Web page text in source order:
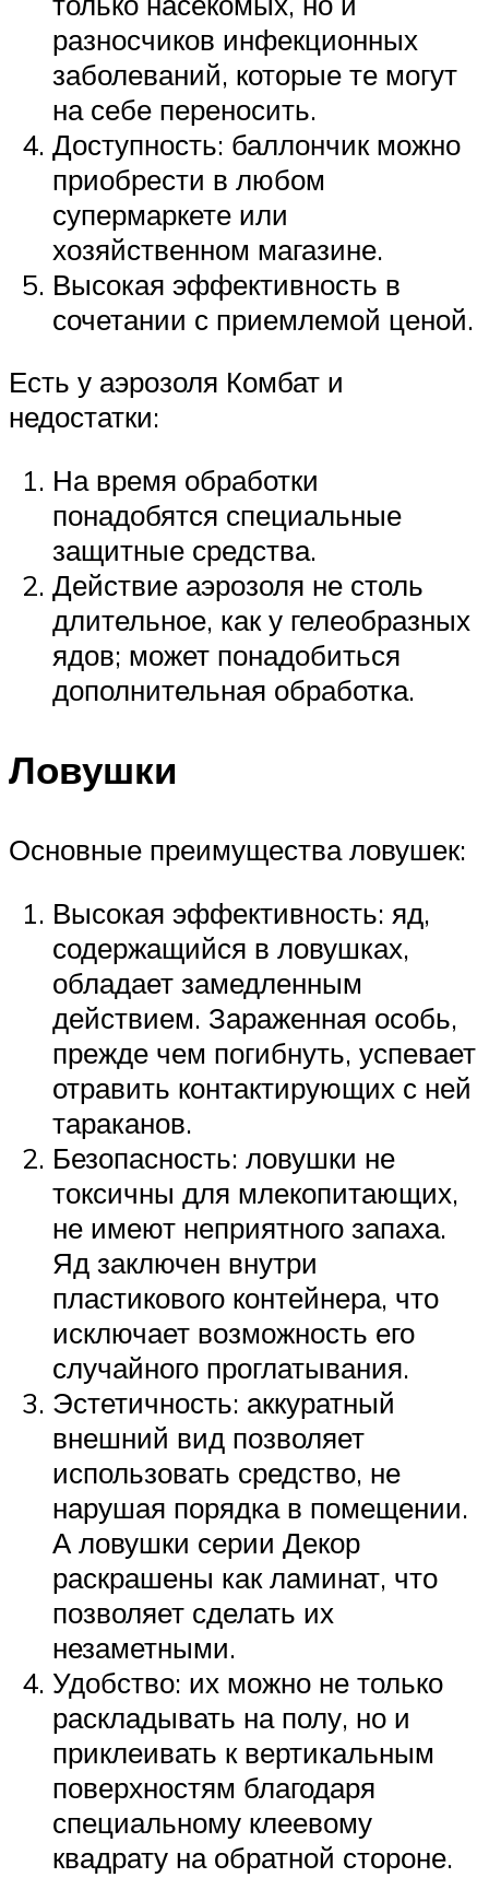
разносчиков инфекционных
заболеваний, которые те могут
на себе переносить.
Доступность: баллончик можно
приобрести в любом
супермаркете или
хозяйственном магазине.
Высокая эффективность в
сочетании с приемлемой ценой.
Есть у аэрозоля Комбат и
недостатки:
На время обработки
понадобятся специальные
защитные средства.
Действие аэрозоля не столь
длительное, как у гелеобразных
ядов; может понадобиться
дополнительная обработка.
Ловушки
Основные преимущества ловушек:
Высокая эффективность: яд,
содержащийся в ловушках,
обладает замедленным
действием. Зараженная особь,
прежде чем погибнуть, успевает
отравить контактирующих с ней
тараканов.
Безопасность: ловушки не
токсичны для млекопитающих,
не имеют неприятного запаха.
Яд заключен внутри
пластикового контейнера, что
исключает возможность его
случайного проглатывания.
Эстетичность: аккуратный
внешний вид позволяет
использовать средство, не
нарушая порядка в помещении.
А ловушки серии Декор
раскрашены как ламинат, что
позволяет сделать их
незаметными.
Удобство: их можно не только
раскладывать на полу, но и
приклеивать к вертикальным
поверхностям благодаря
специальному клеевому
квадрату на обратной стороне.